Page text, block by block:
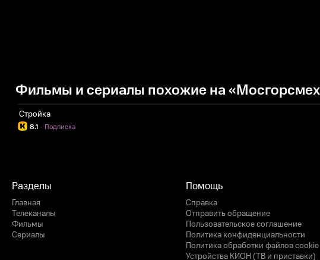
Фильмы и сериалы похожие на
Стройка
8.1 Подписка
·
Разделы
Главная
Телеканалы
Фильмы
Сериалы
Помощь
Справка
Отправить обращение
Пользовательское соглашение
Политика конфиденциальности
Политика обработки файлов cookie
Устройства КИОН (ТВ и приставки)